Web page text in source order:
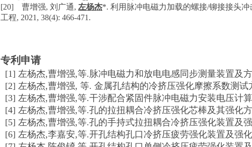
[20] 曹增强, 刘广通, 左杨杰*. 利用脉冲电磁力加载的螺接/铆接接头
工程, 2021, 38(4): 466-471.
专利申请
[1] 左杨杰,曹增强,等.脉冲电磁力和放电电感同步测量装置及方
[2] 左杨杰,曹增强, 等. 金属孔结构的冷挤压强化摩擦系数测试
[3] 左杨杰,曹增强,等.干涉配合紧固件脉冲电磁力安装电压计算
[4] 左杨杰,曹增强,等.孔的拉扭耦合冷挤压强化芯棒及其强化方
[5] 左杨杰,曹增强,等.孔的手持式拉扭耦合冷挤压强化装置及
[6] 左杨杰,李嘉安,等.开孔结构孔口冷挤压疲劳强化装置及强化